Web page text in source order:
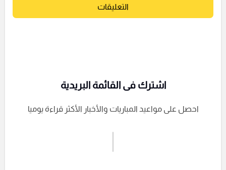
التعليقات
إرسال تعليق
اشترك فى القائمة البريدية
احصل على مواعيد المباريات والأخبار الأكثر قراءة يوميا